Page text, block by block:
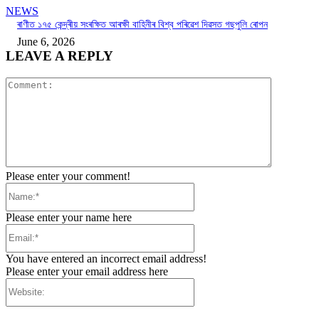
NEWS
ৰাণীত ১৭৫ কেন্দ্ৰীয় সংৰক্ষিত আৰক্ষী বাহিনীৰ বিশ্ব পৰিৱেশ দিৱসত গছপুলি ৰোপন
June 6, 2026
LEAVE A REPLY
Please enter your comment!
Please enter your name here
You have entered an incorrect email address!
Please enter your email address here